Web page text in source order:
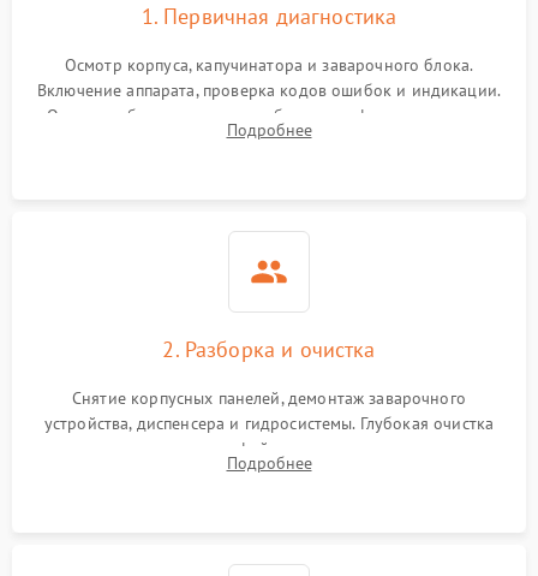
1. Первичная диагностика
Осмотр корпуса, капучинатора и заварочного блока.
Включение аппарата, проверка кодов ошибок и индикации.
Оценка работы помпы, термоблока и кофемолки на слух.
Измерение температуры и давления воды для выявления
Подробнее
2. Разборка и очистка
Снятие корпусных панелей, демонтаж заварочного
устройства, диспенсера и гидросистемы. Глубокая очистка
внутренних узлов от кофейных масел, жмыха и накипи.
Промывка дренажных каналов и фильтров с использованием
Подробнее